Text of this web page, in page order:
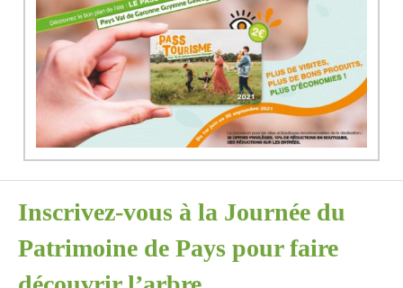
Inscrivez-vous à la Journée du
Patrimoine de Pays pour faire